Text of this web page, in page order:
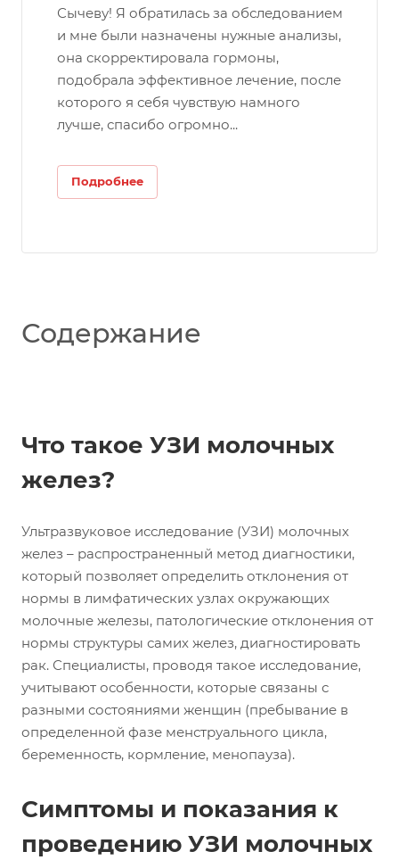
Сычеву! Я обратилась за обследованием
и мне были назначены нужные анализы,
она скорректировала гормоны,
подобрала эффективное лечение, после
которого я себя чувствую намного
лучше, спасибо огромно...
Подробнее
Содержание
Что такое УЗИ молочных
желез?
Ультразвуковое исследование (УЗИ) молочных
желез – распространенный метод диагностики,
который позволяет определить отклонения от
нормы в лимфатических узлах окружающих
молочные железы, патологические отклонения от
нормы структуры самих желез, диагностировать
рак. Специалисты, проводя такое исследование,
учитывают особенности, которые связаны с
разными состояниями женщин (пребывание в
определенной фазе менструального цикла,
беременность, кормление, менопауза).
Симптомы и показания к
проведению УЗИ молочных